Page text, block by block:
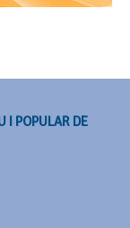
I POPULAR DE